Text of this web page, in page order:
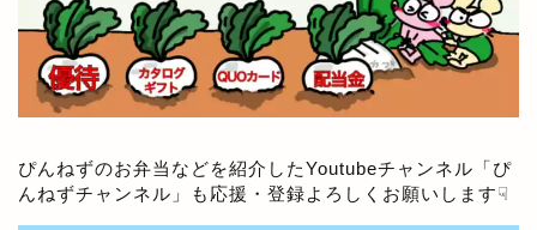
ぴんねずのお弁当などを紹介したYoutubeチャンネル「ぴ
んねずチャンネル 」も応援・登録よろしくお願いします☟
アメリカ生活ブログ